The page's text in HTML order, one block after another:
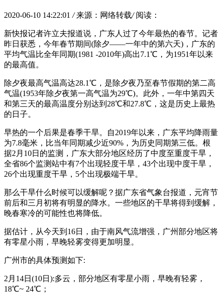
2020-06-10 14:22:01 / 来源：网络转载/ 阅读：
新快报记者许立夫报道说，广东人过了今年最热的春节。记者
昨日获悉，今年春节期间(除夕——一年中的第六天)，广东的
平均气温比全年同期(1981 -2010年)高出7.1℃，为1951年以来
的最高值。
除夕夜最高气温高达28.1℃，是除夕夜乃至春节假期的第二高
气温(1953年除夕夜第一高气温为29℃)。此外，一年中第四天
和第三天的最高温度分别达到28℃和27.8℃，这是历史上最热
的日子。
早热的一个后果是春季干旱。自2019年以来，广东平均降雨量
为7.8毫米，比当年同期减少近90%，为历史同期第三低。根
据2月10日的监测，广东大部分地区经历了中度至重度干旱，
全省86个监测站中有7个出现轻度干旱，43个出现中度干旱，
26个出现重度干旱，5个出现极端干旱。
那么干旱什么时候可以缓解呢？据广东省气象台报道，元宵节
前后和三月初将有明显的降水。一些地区的干旱将得到缓解，
晚春寒冷的可能性也将降低。
据估计，从今天到16日，由于南风气流增强，广州部分地区将
有零星小雨，早晚轻雾变得更加明显。
广州市的具体预测如下:
2月14日(10日):多云，部分地区有零星小雨，早晚有轻雾，
18℃~ 24℃；